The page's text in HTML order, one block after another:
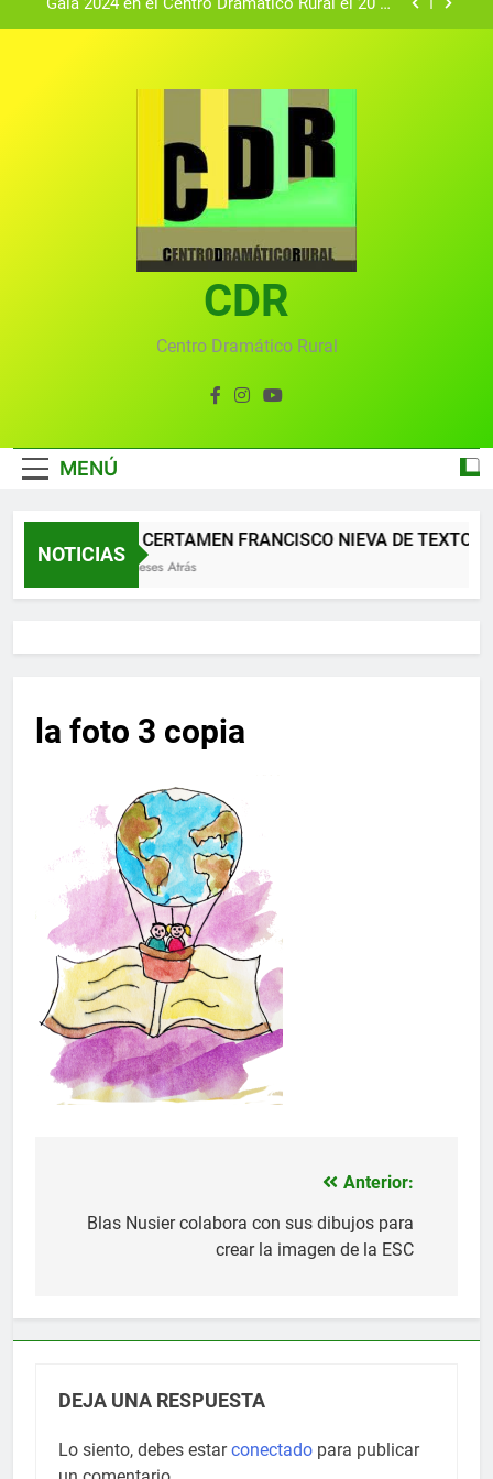
Gala 2024 en el Centro Dramático Rural el 20 de
convocado por el Centro Dramático Rural de Mira
(Cuenca)
Gala anual virtual del Centro Dramático Rural de
Gala del Centro Dramático Rural 2025
Gala 2024 en el Centro Dramático Rural el 20 de
Textos seleccionados en el VI Certamen
Francisco Nieva de piezas breves teatrales
convocado por el Centro Dramático Rural de Mira
Gala anual virtual del Centro Dramático Rural de
CDR
Centro Dramático Rural
MENÚ
NOTICIAS
XII CERTAMEN FRANCISCO NIEVA DE TEXTOS
2 Meses Atrás
la foto 3 copia
Anterior:
Blas Nusier colabora con sus dibujos para
crear la imagen de la ESC
DEJA UNA RESPUESTA
Lo siento, debes estarconectado para publicar